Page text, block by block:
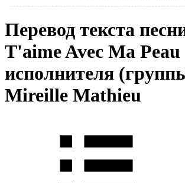
Перевод текста
T'aime Avec Ma Peau
исполнителя
Mireille Mathieu